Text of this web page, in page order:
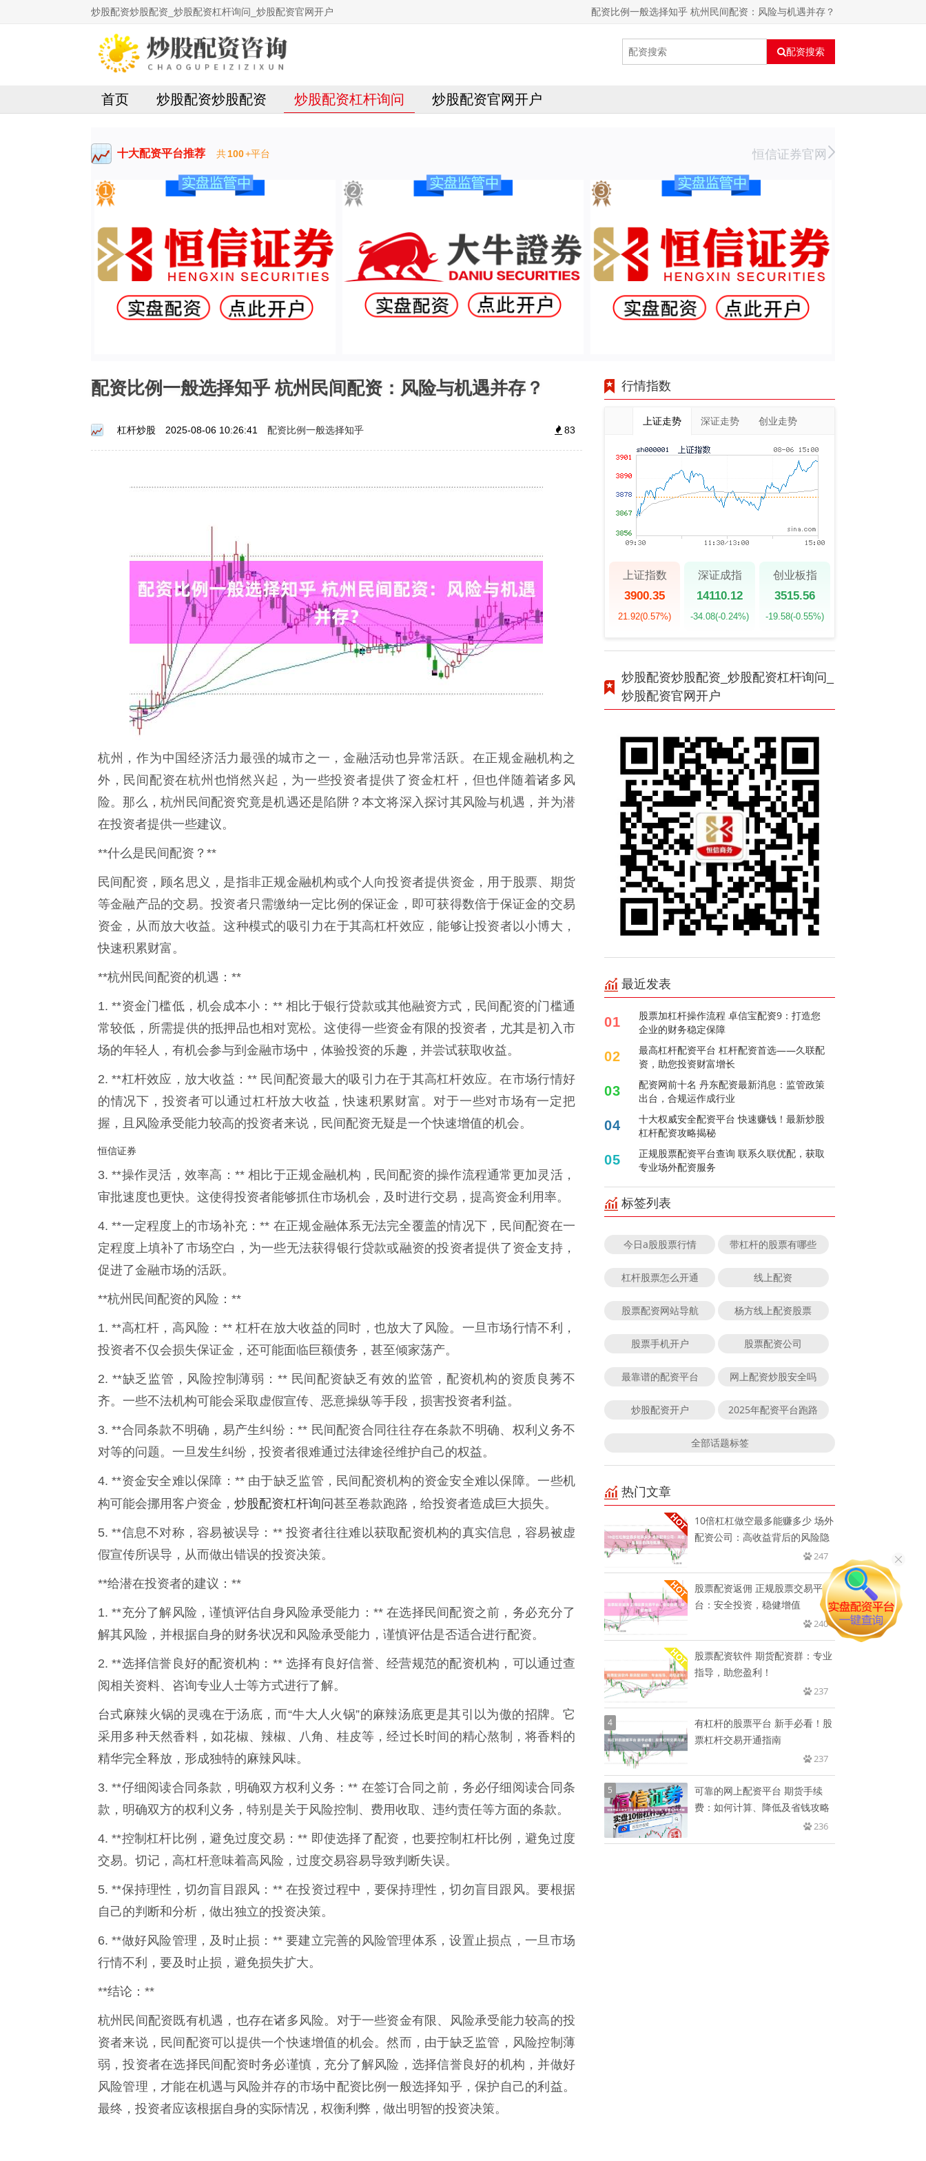
炒股配资炒股配资_炒股配资杠杆询问_炒股配资官网开户 配资比例一般选择知乎 杭州民间配资：风险与机遇并存？
配资搜索
首页 炒股配资炒股配资 炒股配资杠杆询问 炒股配资官网开户
十大配资平台推荐 共100+平台 恒信证券官网
配资比例一般选择知乎 杭州民间配资：风险与机遇并存？
杠杆炒股 2025-08-06 10:26:41 配资比例一般选择知乎 83
杭州，作为中国经济活力最强的城市之一，金融活动也异常活跃。在正规金融机构之
外，民间配资在杭州也悄然兴起，为一些投资者提供了资金杠杆，但也伴随着诸多风
险。那么，杭州民间配资究竟是机遇还是陷阱？本文将深入探讨其风险与机遇，并为潜
在投资者提供一些建议。
**什么是民间配资？**
民间配资，顾名思义，是指非正规金融机构或个人向投资者提供资金，用于股票、期货
等金融产品的交易。投资者只需缴纳一定比例的保证金，即可获得数倍于保证金的交易
资金，从而放大收益。这种模式的吸引力在于其高杠杆效应，能够让投资者以小博大，
快速积累财富。
**杭州民间配资的机遇：**
1. **资金门槛低，机会成本小：** 相比于银行贷款或其他融资方式，民间配资的门槛通
常较低，所需提供的抵押品也相对宽松。这使得一些资金有限的投资者，尤其是初入市
场的年轻人，有机会参与到金融市场中，体验投资的乐趣，并尝试获取收益。
2. **杠杆效应，放大收益：** 民间配资最大的吸引力在于其高杠杆效应。在市场行情好
的情况下，投资者可以通过杠杆放大收益，快速积累财富。对于一些对市场有一定把
握，且风险承受能力较高的投资者来说，民间配资无疑是一个快速增值的机会。
恒信证券
3. **操作灵活，效率高：** 相比于正规金融机构，民间配资的操作流程通常更加灵活，
审批速度也更快。这使得投资者能够抓住市场机会，及时进行交易，提高资金利用率。
4. **一定程度上的市场补充：** 在正规金融体系无法完全覆盖的情况下，民间配资在一
定程度上填补了市场空白，为一些无法获得银行贷款或融资的投资者提供了资金支持，
促进了金融市场的活跃。
**杭州民间配资的风险：**
1. **高杠杆，高风险：** 杠杆在放大收益的同时，也放大了风险。一旦市场行情不利，
投资者不仅会损失保证金，还可能面临巨额债务，甚至倾家荡产。
2. **缺乏监管，风险控制薄弱：** 民间配资缺乏有效的监管，配资机构的资质良莠不
齐。一些不法机构可能会采取虚假宣传、恶意操纵等手段，损害投资者利益。
3. **合同条款不明确，易产生纠纷：** 民间配资合同往往存在条款不明确、权利义务不
对等的问题。一旦发生纠纷，投资者很难通过法律途径维护自己的权益。
4. **资金安全难以保障：** 由于缺乏监管，民间配资机构的资金安全难以保障。一些机
构可能会挪用客户资金， 炒股配资杠杆询问甚至卷款跑路，给投资者造成巨大损失。
5. **信息不对称，容易被误导：** 投资者往往难以获取配资机构的真实信息，容易被虚
假宣传所误导，从而做出错误的投资决策。
**给潜在投资者的建议：**
1. **充分了解风险，谨慎评估自身风险承受能力：** 在选择民间配资之前，务必充分了
解其风险，并根据自身的财务状况和风险承受能力，谨慎评估是否适合进行配资。
2. **选择信誉良好的配资机构：** 选择有良好信誉、经营规范的配资机构，可以通过查
阅相关资料、咨询专业人士等方式进行了解。
台式麻辣火锅的灵魂在于汤底，而“牛大人火锅”的麻辣汤底更是其引以为傲的招牌。它
采用多种天然香料，如花椒、辣椒、八角、桂皮等，经过长时间的精心熬制，将香料的
精华完全释放，形成独特的麻辣风味。
3. **仔细阅读合同条款，明确双方权利义务：** 在签订合同之前，务必仔细阅读合同条
款，明确双方的权利义务，特别是关于风险控制、费用收取、违约责任等方面的条款。
4. **控制杠杆比例，避免过度交易：** 即使选择了配资，也要控制杠杆比例，避免过度
交易。切记，高杠杆意味着高风险，过度交易容易导致判断失误。
5. **保持理性，切勿盲目跟风：** 在投资过程中，要保持理性，切勿盲目跟风。要根据
自己的判断和分析，做出独立的投资决策。
6. **做好风险管理，及时止损：** 要建立完善的风险管理体系，设置止损点，一旦市场
行情不利，要及时止损，避免损失扩大。
**结论：**
杭州民间配资既有机遇，也存在诸多风险。对于一些资金有限、风险承受能力较高的投
资者来说，民间配资可以提供一个快速增值的机会。然而，由于缺乏监管，风险控制薄
弱，投资者在选择民间配资时务必谨慎，充分了解风险，选择信誉良好的机构，并做好
风险管理，才能在机遇与风险并存的市场中配资比例一般选择知乎，保护自己的利益。
最终，投资者应该根据自身的实际情况，权衡利弊，做出明智的投资决策。
行情指数
上证走势 深证走势 创业走势
上证指数
3900.35
21.92(0.57%)
深证成指
14110.12
-34.08(-0.24%)
创业板指
3515.56
-19.58(-0.55%)
炒股配资炒股配资_炒股配资杠杆询问_
炒股配资官网开户
最近发表
01
股票加杠杆操作流程 卓信宝配资9：打造您
企业的财务稳定保障
02
最高杠杆配资平台 杠杆配资首选——久联配
资，助您投资财富增长
03
配资网前十名 丹东配资最新消息：监管政策
出台，合规运作成行业
04
十大权威安全配资平台 快速赚钱！最新炒股
杠杆配资攻略揭秘
05
正规股票配资平台查询 联系久联优配，获取
专业场外配资服务
标签列表
今日a股股票行情 带杠杆的股票有哪些
杠杆股票怎么开通 线上配资
股票配资网站导航 杨方线上配资股票
股票手机开户 股票配资公司
最靠谱的配资平台 网上配资炒股安全吗
炒股配资开户 2025年配资平台跑路
全部话题标签
热门文章
10倍杠杠做空最多能赚多少 场外
配资公司：高收益背后的风险隐
247
股票配资返佣 正规股票交易平
台：安全投资，稳健增值
240
股票配资软件 期货配资群：专业
指导，助您盈利！
237
4
有杠杆的股票平台 新手必看！股
票杠杆交易开通指南
237
5
可靠的网上配资平台 期货手续
费：如何计算、降低及省钱攻略
236